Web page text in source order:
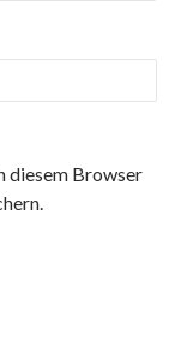
diesem Browser